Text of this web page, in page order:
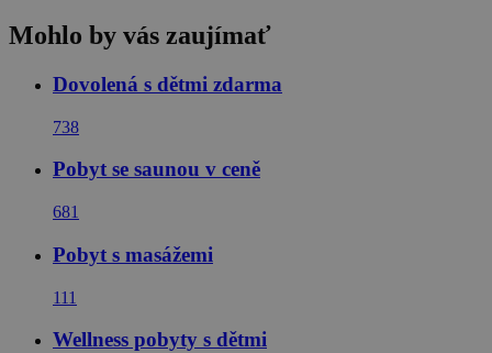
Mohlo by vás zaujímať
Dovolená s dětmi zdarma
738
Pobyt se saunou v ceně
681
Pobyt s masážemi
111
Wellness pobyty s dětmi